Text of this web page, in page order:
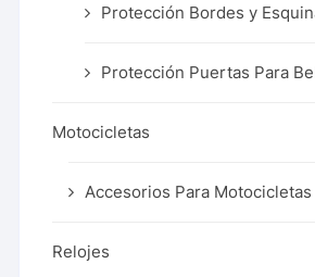
Protección Bordes y
Protección Puertas Para
Motocicletas
Accesorios Para Motocicletas
Relojes